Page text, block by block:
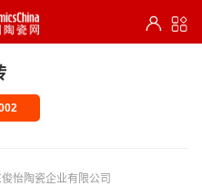
俊怡陶瓷企业有限公司